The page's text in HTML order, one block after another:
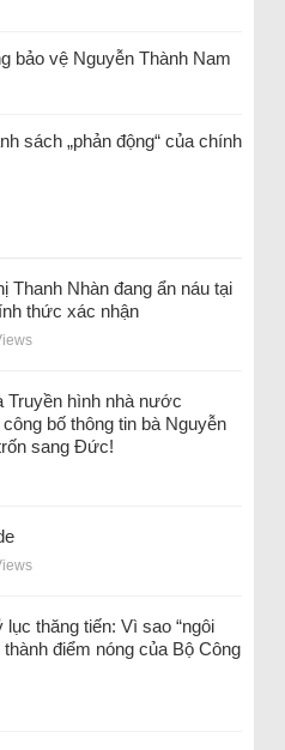
bảo vệ Nguyễn Thành Nam
sách „phản động“ của chính
Thanh Nhàn đang ẩn náu tại
thức xác nhận
Truyền hình nhà nước
bố thông tin bà Nguyễn
sang Đức!
lục thăng tiến: Vì sao “ngôi
điểm nóng của Bộ Công